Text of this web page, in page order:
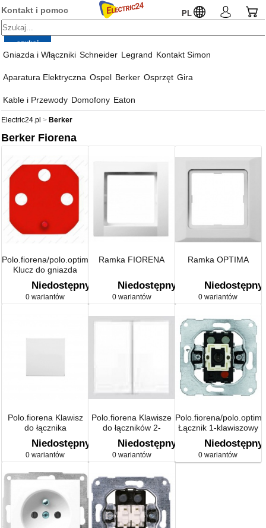
Kontakt i pomoc PL
Gniazda i Włączniki Schneider Legrand Kontakt Simon
Aparatura Elektryczna Ospel Berker Osprzęt Gira
Kable i Przewody Domofony Eaton
Electric24.pl Berker
Berker Fiorena
Polo.fiorena/polo.optima
Klucz do gniazda
DATA
Niedostępny
0 wariantów
Ramka FIORENA
Niedostępny
0 wariantów
Ramka OPTIMA
Niedostępny
0 wariantów
Polo.fiorena Klawisz
do łącznika
universalnego,
krzyżowego, 1-
biegunowego i
znaku”, biały
Niedostępny
0 wariantów
Polo.fiorena Klawisze
do łączników 2-
grupowych i 2-
obwodowych, para,
biały
Niedostępny
0 wariantów
Polo.fiorena/polo.optima
Łącznik 1-klawiszowy
1-biegunowy,
mechanizm,
samozaciski
Niedostępny
0 wariantów